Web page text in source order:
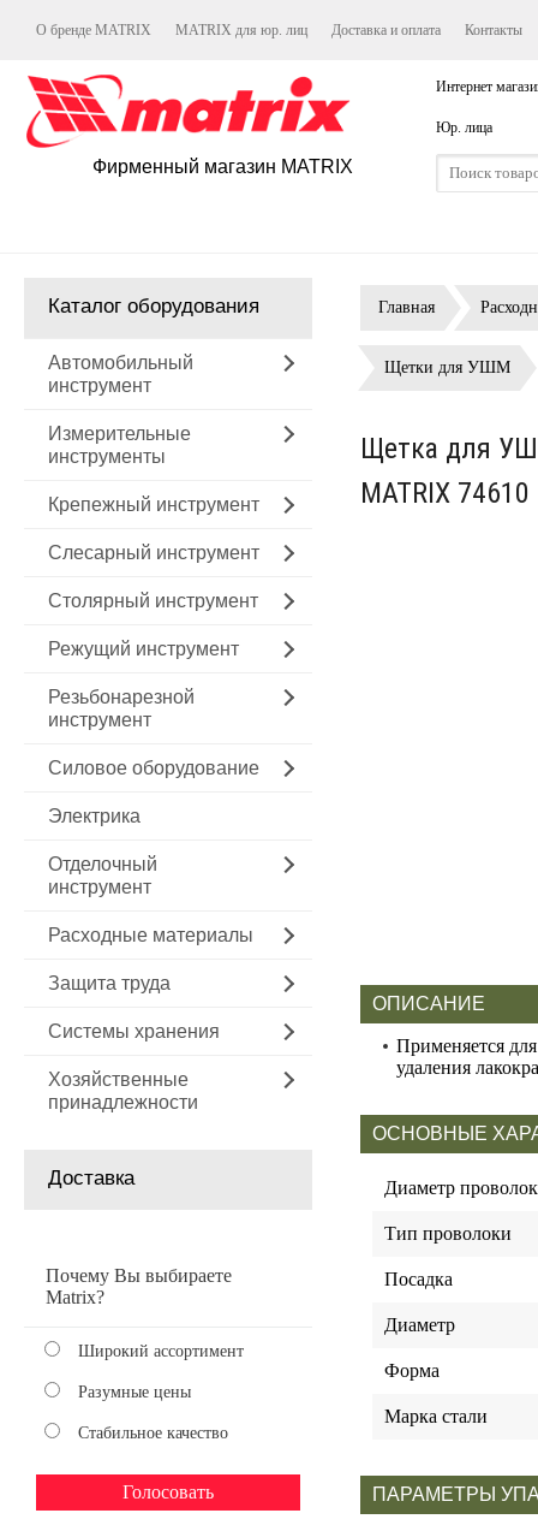
О бренде MATRIX MATRIX для юр. лиц Доставка и оплата Контакты
Фирменный магазин MATRIX
Интернет
Юр. лица
Каталог оборудования
Автомобильный
инструмент
Измерительные
инструменты
Крепежный инструмент
Слесарный инструмент
Столярный инструмент
Режущий инструмент
Резьбонарезной
инструмент
Силовое оборудование
Электрика
Отделочный
инструмент
Расходные материалы
Защита труда
Системы хранения
Хозяйственные
принадлежности
Доставка
Почему Вы выбираете
Matrix?
Широкий ассортимент
Разумные цены
Стабильное качество
Главная
Щетки для УШМ
Щетка для
MATRIX 74610
ОПИСАНИЕ
Применяется
удаления
ОСНОВНЫЕ
Диаметр
Тип проволоки
Посадка
Диаметр
Форма
Марка стали
ПАРАМЕТРЫ